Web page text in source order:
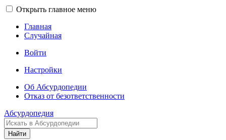
Открыть главное меню
Главная
Случайная
Войти
Настройки
Об Абсурдопедии
Отказ от безответственности
Абсурдопедия
Найти